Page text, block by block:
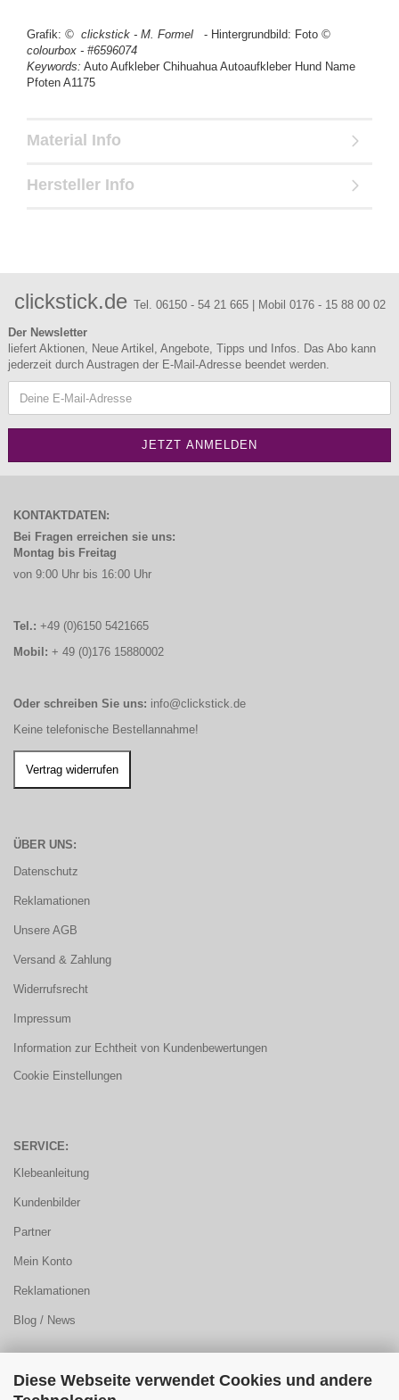
Diese Webseite verwendet Cookies und andere
Grafik: © clickstick - M. Formel - Hintergrundbild: Foto ©
colourbox - #6596074
Keywords: Auto Aufkleber Chihuahua Autoaufkleber Hund Name
Pfoten A1175
Material Info
Hersteller Info
clickstick.de Tel. 06150 - 54 21 665 | Mobil 0176 - 15 88 00 02
Der Newsletter
liefert Aktionen, Neue Artikel, Angebote, Tipps und Infos. Das Abo kann
jederzeit durch Austragen der E-Mail-Adresse beendet werden.
KONTAKTDATEN:
Bei Fragen erreichen sie uns:
Montag bis Freitag
von 9:00 Uhr bis 16:00 Uhr
Tel.: +49 (0)6150 5421665
Mobil: + 49 (0)176 15880002
Oder schreiben Sie uns: info@clickstick.de
Keine telefonische Bestellannahme!
ÜBER UNS:
Datenschutz
Reklamationen
Unsere AGB
Versand & Zahlung
Widerrufsrecht
Impressum
Information zur Echtheit von Kundenbewertungen
Cookie Einstellungen
SERVICE:
Klebeanleitung
Kundenbilder
Partner
Mein Konto
Reklamationen
Blog / News